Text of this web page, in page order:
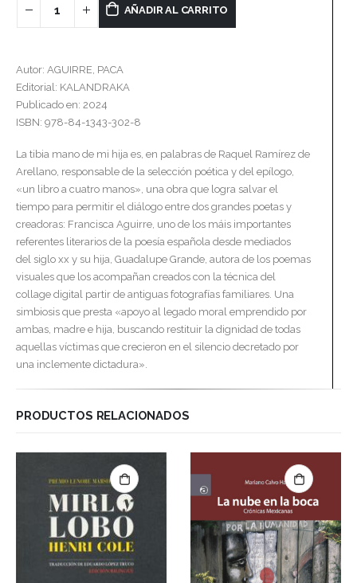
AÑADIR AL CARRITO
Autor: AGUIRRE, PACA
Editorial: KALANDRAKA
Publicado en: 2024
ISBN: 978-84-1343-302-8
La tibia mano de mi hija es, en palabras de Raquel Ramírez de
Arellano, responsable de la selección poética y del epílogo,
«un libro a cuatro manos», una obra que logra salvar el
tiempo para permitir el diálogo entre dos grandes poetas y
creadoras: Francisca Aguirre, uno de los máis importantes
referentes literarios de la poesía española desde mediados
del siglo xx y su hija, Guadalupe Grande, autora de los poemas
visuales que los acompañan creados con la técnica del
collage digital partir de antiguas fotografías familiares. Una
simbiosis que presta «apoyo al legado moral emprendido por
ambas, madre e hija, buscando restituir la dignidad de todas
aquellas víctimas que crecieron en el silencio decretado por
una inclemente dictadura».
PRODUCTOS RELACIONADOS